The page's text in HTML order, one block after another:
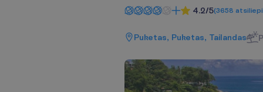
4.2/5(3658
Puketas, Puketas, Tailandas